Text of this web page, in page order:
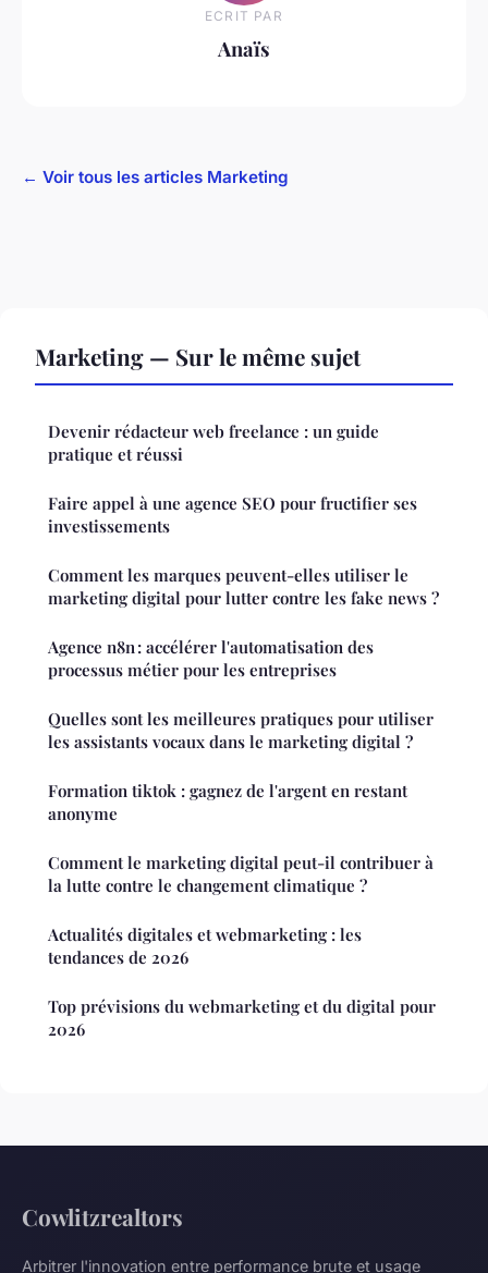
ECRIT PAR
Anaïs
← Voir tous les articles Marketing
Marketing — Sur le même sujet
Devenir rédacteur web freelance : un guide
pratique et réussi
Faire appel à une agence SEO pour fructifier ses
investissements
Comment les marques peuvent-elles utiliser le
marketing digital pour lutter contre les fake news ?
Agence n8n : accélérer l'automatisation des
processus métier pour les entreprises
Quelles sont les meilleures pratiques pour utiliser
les assistants vocaux dans le marketing digital ?
Formation tiktok : gagnez de l'argent en restant
anonyme
Comment le marketing digital peut-il contribuer à
la lutte contre le changement climatique ?
Actualités digitales et webmarketing : les
tendances de 2026
Top prévisions du webmarketing et du digital pour
2026
Cowlitzrealtors
Arbitrer l'innovation entre performance brute et usage